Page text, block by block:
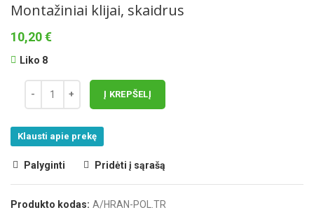
Montažiniai klijai, skaidrus
10,20€
Liko 8
Į KREPŠELĮ
Klausti apie prekę
Palyginti Pridėti į sąrašą
Produkto kodas: A/HRAN-POL.TR